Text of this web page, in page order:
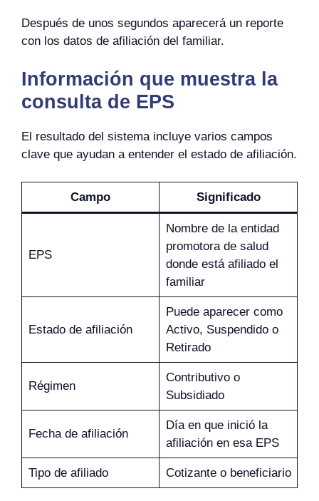
Después de unos segundos aparecerá un reporte
con los datos de afiliación del familiar.
Información que muestra la
consulta de EPS
El resultado del sistema incluye varios campos
clave que ayudan a entender el estado de afiliación.
Campo Significado
EPS
Nombre de la entidad
promotora de salud
donde está afiliado el
familiar
Estado de afiliación
Puede aparecer como
Activo, Suspendido o
Retirado
Régimen
Contributivo o
Subsidiado
Fecha de afiliación
Día en que inició la
afiliación en esa EPS
Tipo de afiliado Cotizante o beneficiario